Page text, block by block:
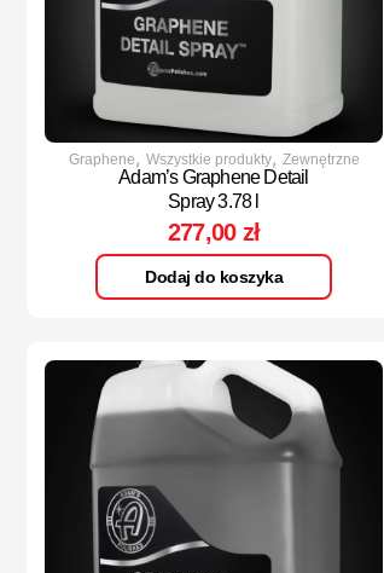
Graphene, Wszystkie produkty, Zewnętrzne
Adam’s Graphene Detail
Spray 3.78 l
277,00 zł
Dodaj do koszyka